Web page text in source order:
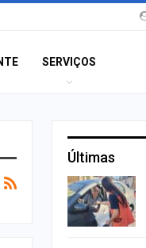
SERVIÇOS
Últimas